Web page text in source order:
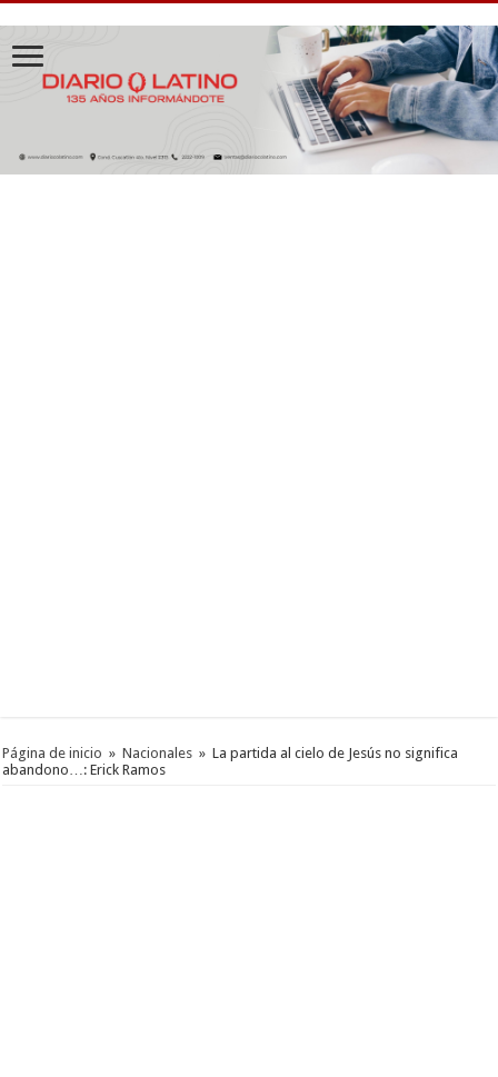
Página de inicio » Nacionales » La partida al cielo de Jesús no significa
abandono…: Erick Ramos